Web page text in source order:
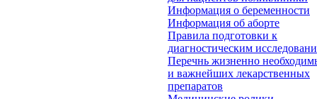
Информация о беременности
Информация об аборте
Правила подготовки к
диагностическим
Перечнь жизненно
и важнейших лекарственных
препаратов